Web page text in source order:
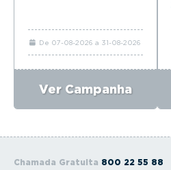
De 07-08-2026 a 31-08-2026
Ver Campanha
Chamada Gratuita 800 22 55 88